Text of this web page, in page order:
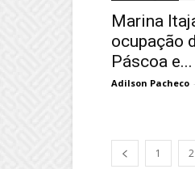
Marina
ocupação
Páscoa e...
Adilson Pacheco -
1 2